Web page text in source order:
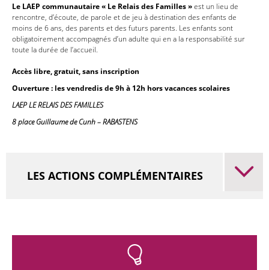
Le LAEP communautaire « Le Relais des Familles »est un lieu de
rencontre, d’écoute, de parole et de jeu à destination des enfants de
moins de 6 ans, des parents et des futurs parents. Les enfants sont
obligatoirement accompagnés d’un adulte qui en a la responsabilité sur
toute la durée de l’accueil.
Accès libre, gratuit, sans inscription
Ouverture : les vendredis de 9h à 12h hors vacances scolaires
LAEP LE RELAIS DES FAMILLES
8 place Guillaume de Cunh – RABASTENS
LES ACTIONS COMPLÉMENTAIRES